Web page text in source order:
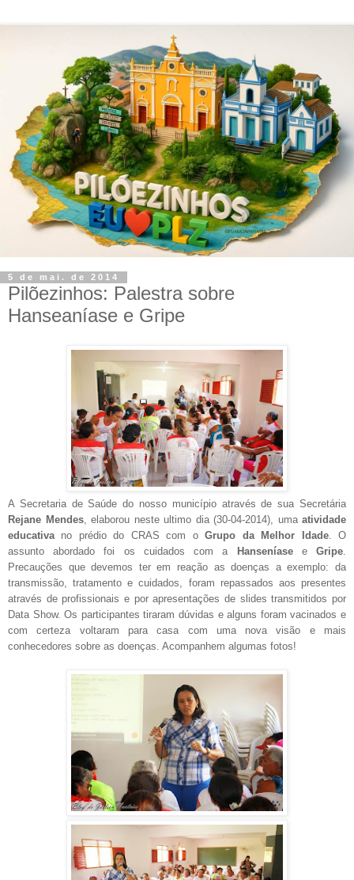
5 de mai. de 2014
Pilõezinhos: Palestra sobre
Hanseaníase e Gripe
A Secretaria de Saúde do nosso município através de sua Secretária
Rejane Mendes, elaborou neste ultimo dia (30-04-2014), uma atividade
educativano prédio do CRAS com oGrupo da Melhor Idade.
O
assunto abordado foi os cuidados com a
Hanseníase eGripe.
Precauções que devemos ter em reação as doenças a exemplo: da
transmissão, tratamento e cuidados, foram repassados aos presentes
através de profissionais e por apresentações de slides transmitidos por
Data Show. Os participantes tiraram dúvidas e alguns foram vacinados e
com certeza voltaram para casa com uma nova visão e mais
conhecedores sobre as doenças. Acompanhem algumas fotos!